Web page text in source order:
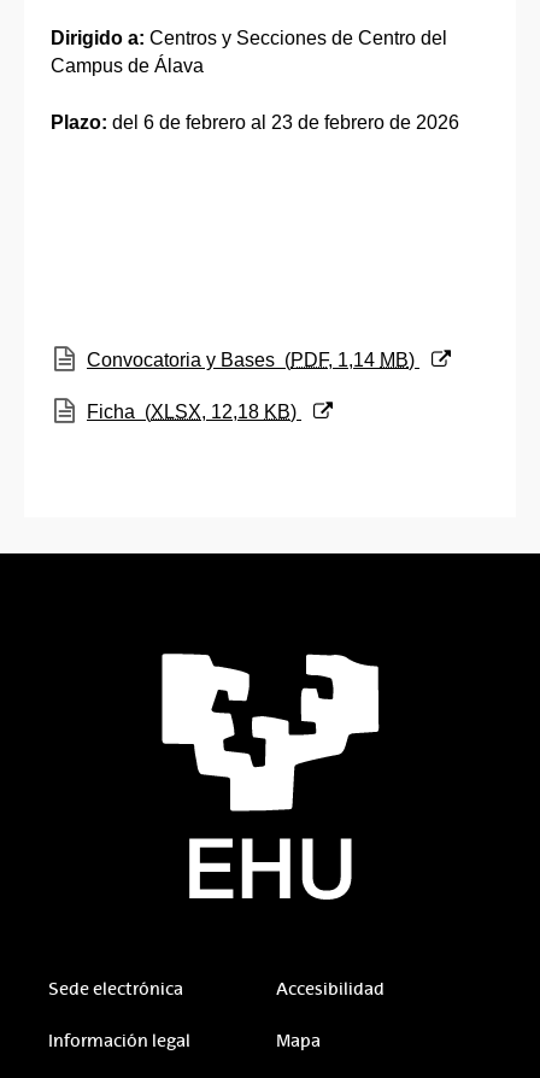
Dirigido a: Centros y Secciones de Centro del
Campus de Álava
Plazo: del 6 de febrero al 23 de febrero de 2026
(Abre una nueva ventana)
Convocatoria y Bases (PDF, 1,14 MB)
(Abre una nueva ventana)
Ficha (XLSX, 12,18 KB)
Sede electrónica Accesibilidad
Información legal Mapa